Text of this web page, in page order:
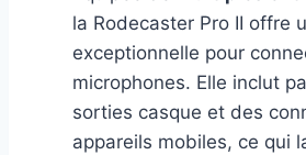
la Rodecaster Pro II offre
exceptionnelle pour
microphones. Elle inclut
sorties casque et des
appareils mobiles, ce qui